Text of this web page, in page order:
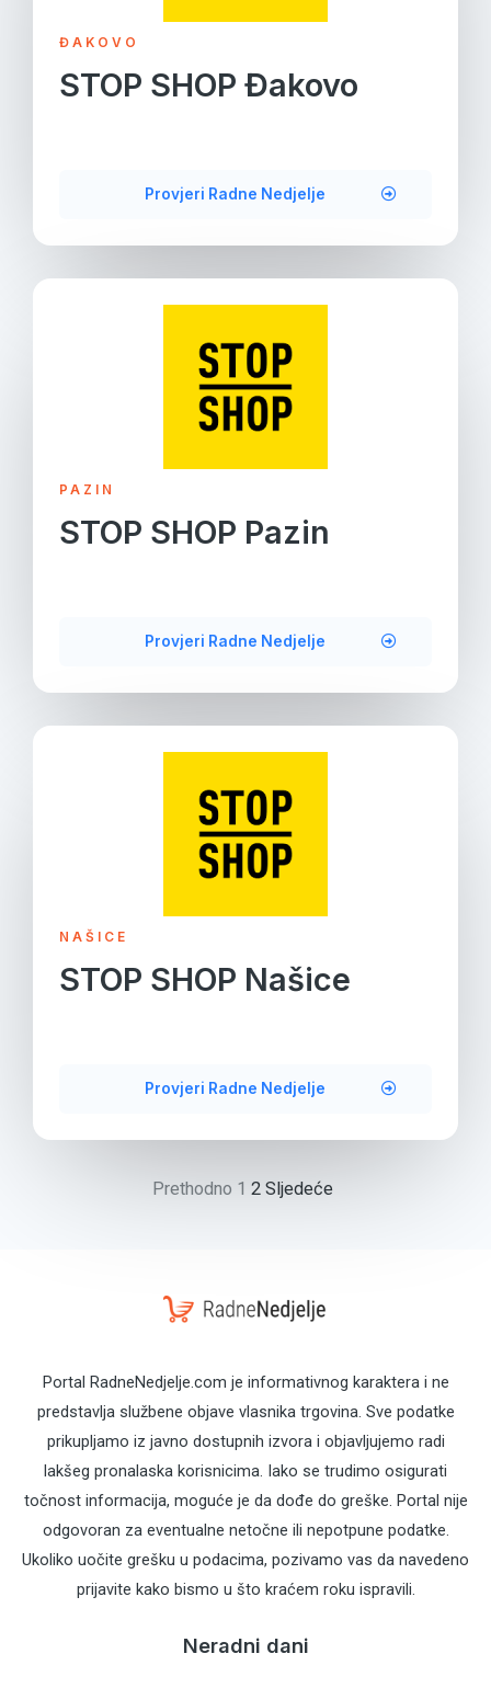
ĐAKOVO
STOP SHOP Đakovo
Provjeri Radne Nedjelje
PAZIN
STOP SHOP Pazin
Provjeri Radne Nedjelje
NAŠICE
STOP SHOP Našice
Provjeri Radne Nedjelje
Prethodno 1 2 Sljedeće
Portal RadneNedjelje.com je informativnog karaktera i ne
predstavlja službene objave vlasnika trgovina. Sve podatke
prikupljamo iz javno dostupnih izvora i objavljujemo radi
lakšeg pronalaska korisnicima. Iako se trudimo osigurati
točnost informacija, moguće je da dođe do greške. Portal nije
odgovoran za eventualne netočne ili nepotpune podatke.
Ukoliko uočite grešku u podacima, pozivamo vas da navedeno
prijavite kako bismo u što kraćem roku ispravili.
Neradni dani